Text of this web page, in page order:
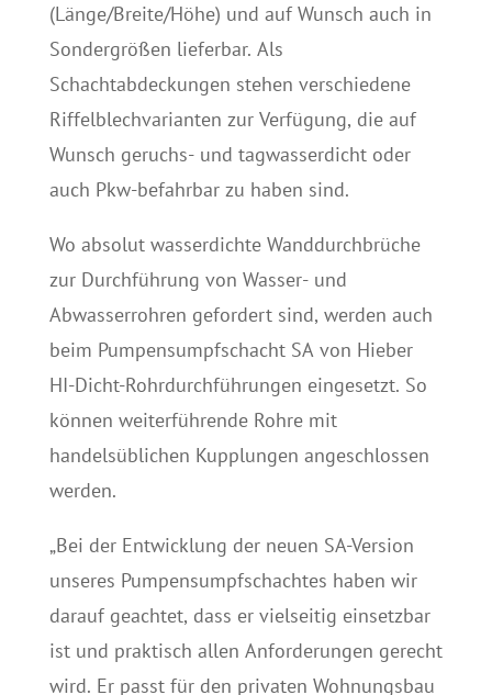
(Länge/Breite/Höhe) und auf Wunsch auch in
Sondergrößen lieferbar. Als
Schachtabdeckungen stehen verschiedene
Riffelblechvarianten zur Verfügung, die auf
Wunsch geruchs- und tagwasserdicht oder
auch Pkw-befahrbar zu haben sind.
Wo absolut wasserdichte Wanddurchbrüche
zur Durchführung von Wasser- und
Abwasserrohren gefordert sind, werden auch
beim Pumpensumpfschacht SA von Hieber
HI-Dicht-Rohrdurchführungen eingesetzt. So
können weiterführende Rohre mit
handelsüblichen Kupplungen angeschlossen
werden.
„Bei der Entwicklung der neuen SA-Version
unseres Pumpensumpfschachtes haben wir
darauf geachtet, dass er vielseitig einsetzbar
ist und praktisch allen Anforderungen gerecht
wird. Er passt für den privaten Wohnungsbau